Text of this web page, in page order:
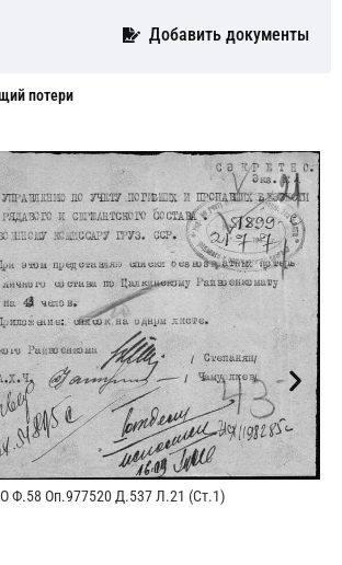
Добавить документы
потери
Ф.58 Оп.977520 Д.537 Л.21 (Ст.1)